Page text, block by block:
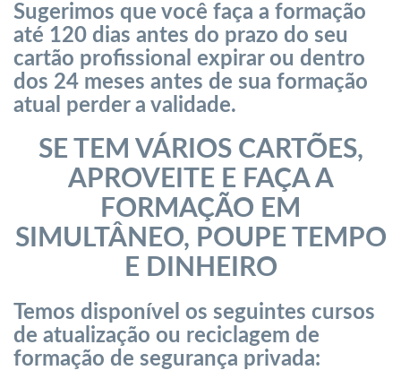
Sugerimos que você faça a formação
até 120 dias antes do prazo do seu
cartão profissional expirar ou dentro
dos 24 meses antes de sua formação
atual perder a validade.
SE TEM VÁRIOS CARTÕES,
APROVEITE E FAÇA A
FORMAÇÃO EM
SIMULTÂNEO, POUPE TEMPO
E DINHEIRO
Temos disponível os seguintes cursos
de atualização ou reciclagem de
formação de segurança privada: